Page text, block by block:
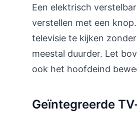
Een elektrisch
verstellen met een
televisie te kijken
meestal duurder. Let
ook het hoofdeind
Geïntegreerde